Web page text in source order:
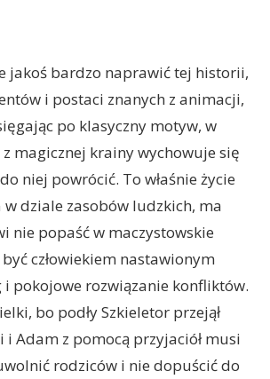
jakoś bardzo naprawić tej historii,
i postaci znanych z animacji,
po klasyczny motyw, w
magicznej krainy wychowuje się
niej powrócić. To właśnie życie
dziale zasobów ludzkich, ma
nie popaść w maczystowskie
człowiekiem nastawionym
i pokojowe rozwiązanie konfliktów.
bo podły Szkieletor przejął
i Adam z pomocą przyjaciół musi
rodziców i nie dopuścić do